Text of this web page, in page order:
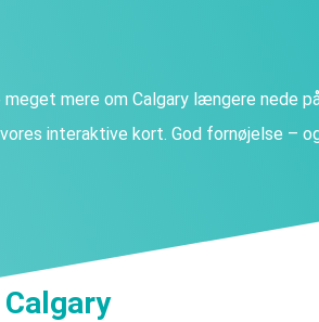
mere om Calgary længere nede
interaktive kort. God fornøjelse –